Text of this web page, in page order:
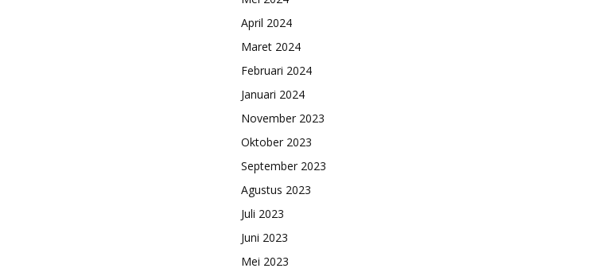
April 2024
Maret 2024
Februari 2024
Januari 2024
November 2023
Oktober 2023
September 2023
Agustus 2023
Juli 2023
Juni 2023
Mei 2023